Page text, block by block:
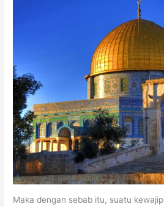
Maka dengan sebab itu, suatu